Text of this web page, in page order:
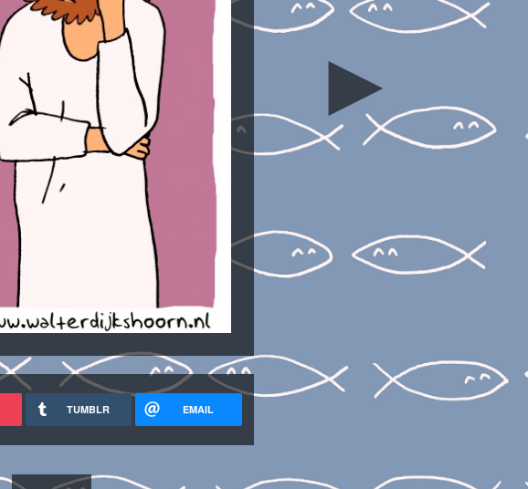
►
TUMBLR EMAIL